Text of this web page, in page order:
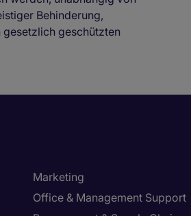
Behinderung,
geschützten
Marketing
Office & Management Support